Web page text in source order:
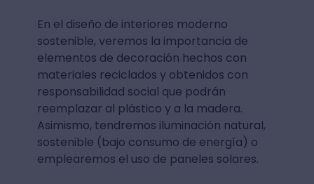
En el diseño de interiores moderno
sostenible, veremos la importancia de
elementos de decoración hechos con
materiales reciclados y obtenidos con
responsabilidad social que podrán
reemplazar al plástico y a la madera.
Asimismo, tendremos iluminación natural,
sostenible (bajo consumo de energía) o
emplearemos el uso de paneles solares.